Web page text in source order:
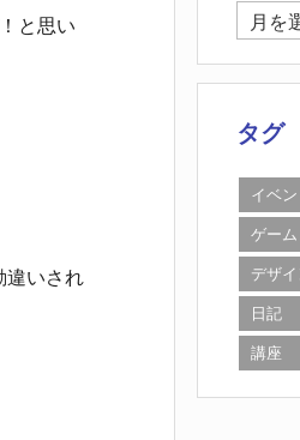
と思い
違いされ
ア
ー
カ
ブ
タグ
イベン
ゲーム
デザ
日記
講座